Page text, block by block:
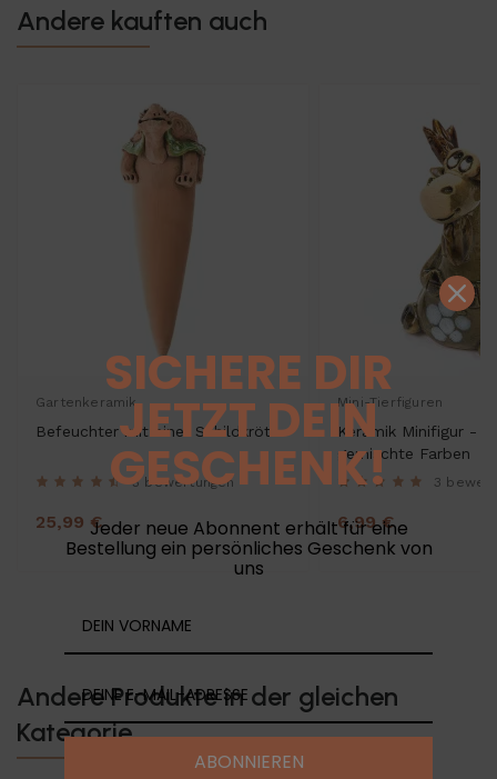
Andere kauften auch
Gartenkeramik
Befeuchter mit einer Schildkröte
5 bewertungen
25,99 €
Mini-Tierfiguren
Keramik Minifigur -
gemischte Farben
3
6,99 €
Andere Produkte in der gleichen
Kategorie
SICHERE DIR
JETZT DEIN
GESCHENK!
Jeder neue Abonnent erhält für eine
Bestellung ein persönliches Geschenk von
uns
ABONNIEREN